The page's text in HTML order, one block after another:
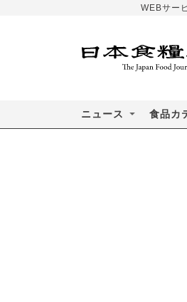
WEBサー
ニュース 食品カ